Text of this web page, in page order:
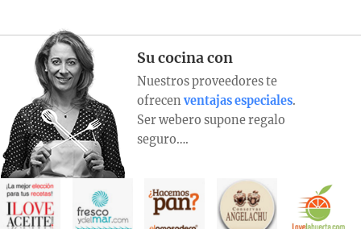
Su cocina con
Nuestros proveedores te
ofrecen ventajas especiales.
Ser webero supone regalo
seguro….